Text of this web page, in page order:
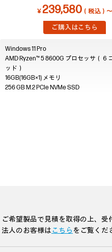
￥ 239,580 （税込）～
ご購入はこちら
Windows 11 Pro
AMD Ryzen™ 5 8600G プロセッサ（６
ッド）
16GB(16GB×1)
256 GB M.2 PCIe NVMe SSD
希望製品で見積を取得の上、受
法人のお客様はこちら をご覧くだ